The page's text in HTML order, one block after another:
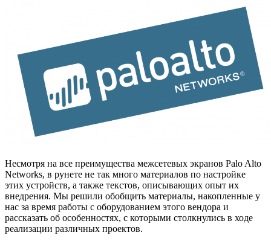
Несмотря на все преимущества межсетевых экранов Palo Alto
Networks, в рунете не так много материалов по настройке
этих устройств, а также текстов, описывающих опыт их
внедрения. Мы решили обобщить материалы, накопленные у
нас за время работы с оборудованием этого вендора и
рассказать об особенностях, с которыми столкнулись в ходе
реализации различных проектов.